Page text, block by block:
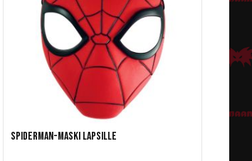
Spiderman-maski lapsille